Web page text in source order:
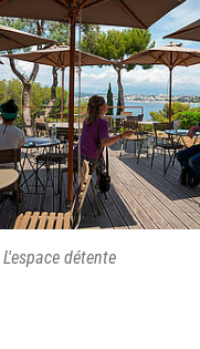
L'espace détente